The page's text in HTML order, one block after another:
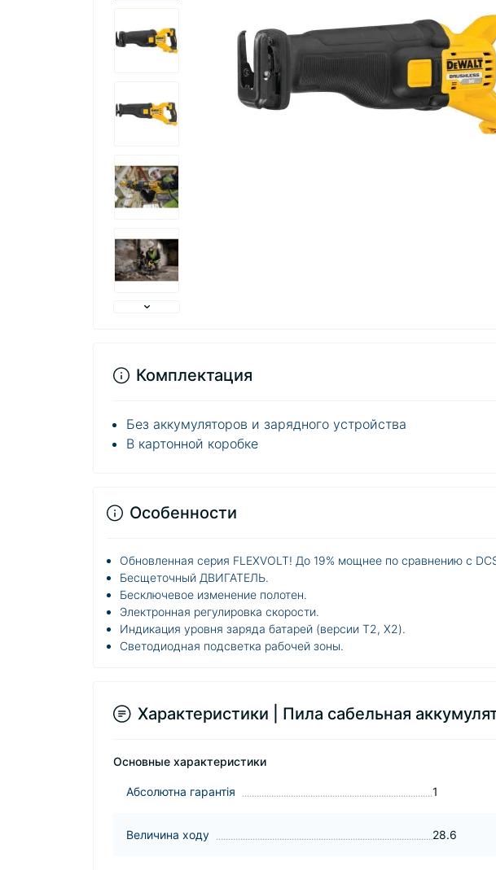
Комплектация
Без аккумуляторов и зарядного устройства
В картонной коробке
Особенности
Обновленная серия FLEXVOLT! До 19% мощнее по сравнению с
Бесщеточный ДВИГАТЕЛЬ.
Бесключевое изменение полотен.
Электронная регулировка скорости.
Индикация уровня заряда батарей (версии T2, X2).
Светодиодная подсветка рабочей зоны.
Характеристики | Пила сабельная
Основные характеристики
Абсолютна гарантія 1
Величина ходу 28.6